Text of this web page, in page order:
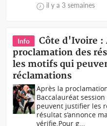
il y a 3 semaines
Info
Côte d'Ivoire :
proclamation des
les motifs qui
réclamations
Après la
Baccalauréat
peuvent justifier les
résultat s’annonce
vérifie.Pour g...